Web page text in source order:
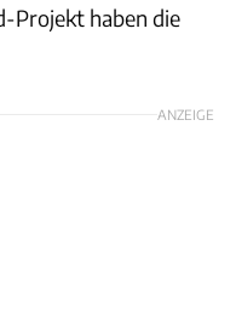
Projekt haben die
ANZEIGE